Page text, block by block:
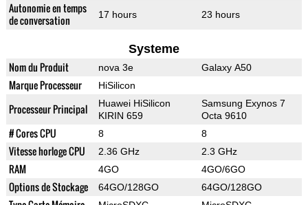
Autonomie en temps
de conversation
17 hours 23 hours
Systeme
Nom du Produit nova 3e Galaxy A50
Marque Processeur HiSilicon
Processeur Principal
Huawei HiSilicon
KIRIN 659
Samsung Exynos 7
Octa 9610
# Cores CPU 8 8
Vitesse horloge CPU 2.36 GHz 2.3 GHz
RAM 4GO 4GO/6GO
Options de Stockage 64GO/128GO 64GO/128GO